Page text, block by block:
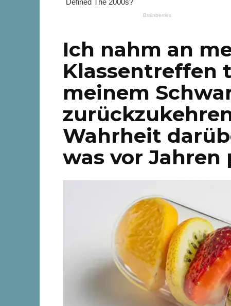
Ich nahm an
Klassentreffen
meinem
Wahrheit
was vor Jahren